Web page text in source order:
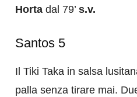
Horta dal 79’ s.v.
Santos 5
Il Tiki Taka in salsa
palla senza tirare mai.